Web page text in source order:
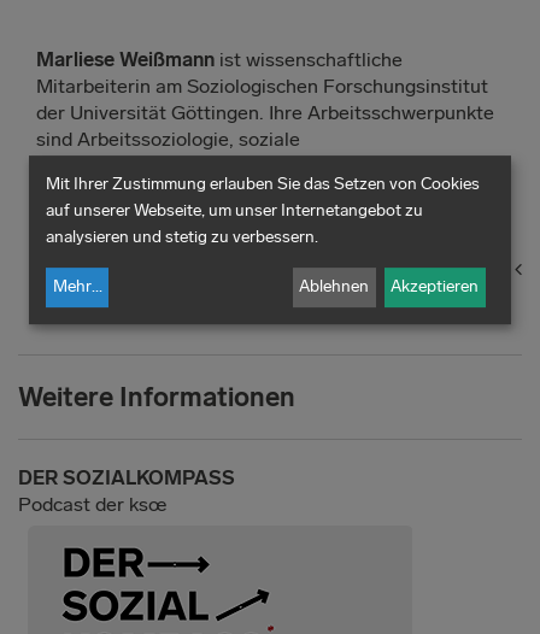
Marliese Weißmann ist wissenschaftliche
Mitarbeiterin am Soziologischen Forschungsinstitut
der Universität Göttingen. Ihre Arbeitsschwerpunkte
sind Arbeitssoziologie, soziale
und qualitative Methoden empirischer
Sozialforschung.
zurück
Weitere Informationen
DER SOZIALKOMPASS
Podcast der ksœ
Mit Ihrer Zustimmung erlauben Sie das Setzen von Cookies
auf unserer Webseite, um unser Internetangebot zu
analysieren und stetig zu verbessern.
Mehr... Ablehnen Akzeptieren